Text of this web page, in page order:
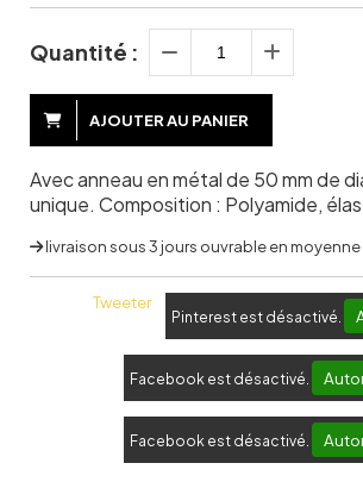
Quantité :
AJOUTER AU PANIER
Avec anneau en métal de 50 mm de
unique. Composition : Polyamide,
livraison sous 3 jours ouvrable en moyenne
Tweeter
Pinterest est désactivé.
Facebook est désactivé.
Facebook est désactivé.